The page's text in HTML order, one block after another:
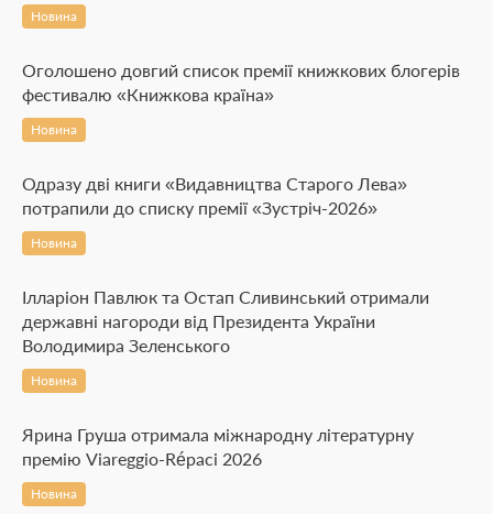
Новина
Оголошено довгий список премії книжкових блогерів
фестивалю «Книжкова країна»
Новина
Одразу дві книги «Видавництва Старого Лева»
потрапили до списку премії «Зустріч-2026»
Новина
Ілларіон Павлюк та Остап Сливинський отримали
державні нагороди від Президента України
Володимира Зеленського
Новина
Ярина Груша отримала міжнародну літературну
премію Viareggio-Répaci 2026
Новина